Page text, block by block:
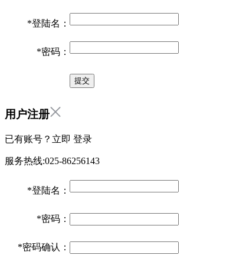
*登陆名：
*密码：
用户注册
已有账号？立即 登录
服务热线:025-86256143
*登陆名：
*密码：
*密码确认：